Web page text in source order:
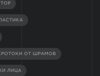
ОТ ШРАМОВ
ЛИЦА